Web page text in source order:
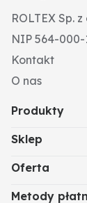
ROLTEX Sp. z
NIP 564-
Kontakt
O nas
Produkty
Sklep
Oferta
Metody